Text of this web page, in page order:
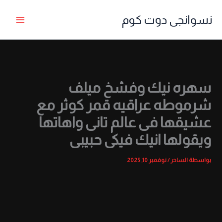
نسوانجى دوت كوم
سهره نيك وفشخ ميلف
شرموطه عراقيه قمر كوثر مع
عشيقها فى عالم تانى واهاتها
ويقولها انيك فيكى حبيبى
بواسطة الساحر/نوفمبر 10, 2025